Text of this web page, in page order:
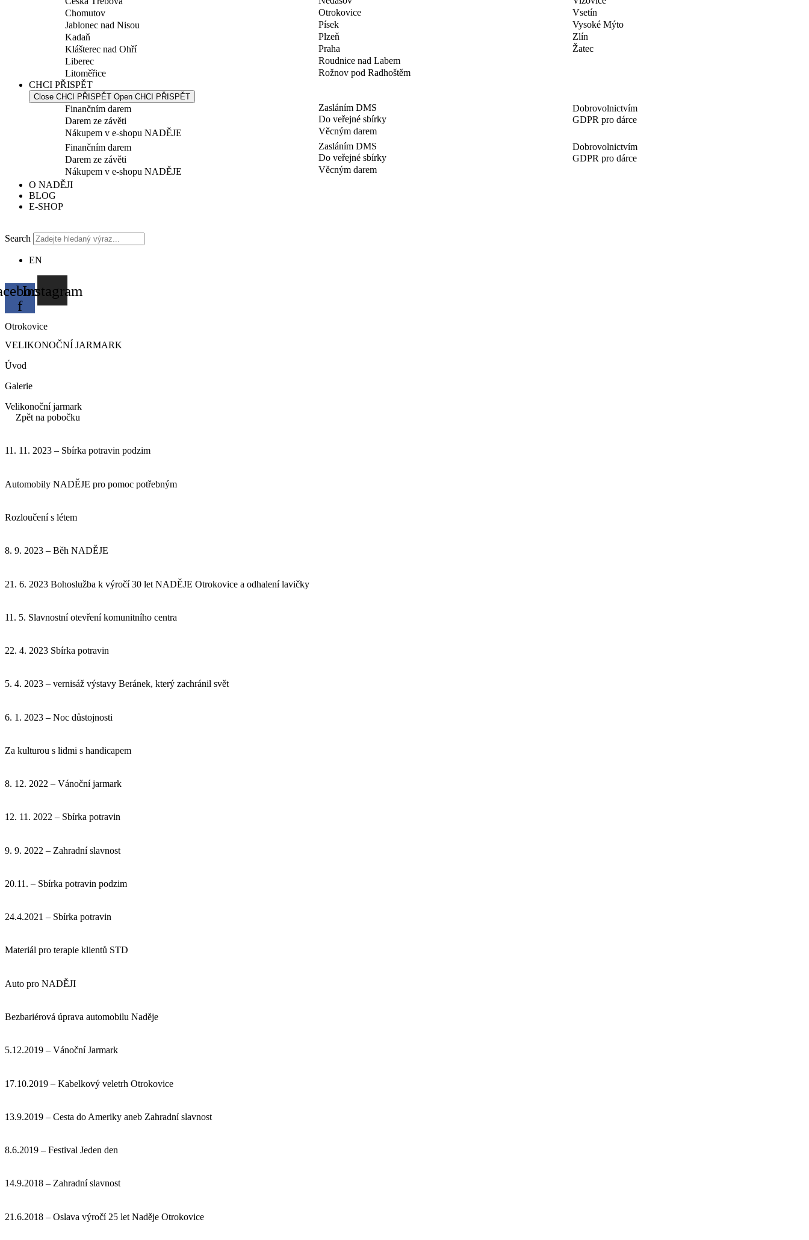
Chomutov
Jablonec nad Nisou
Kadaň
Klášterec nad Ohří
Liberec
Litoměřice
Otrokovice
Písek
Plzeň
Praha
Roudnice nad Labem
Rožnov pod Radhoštěm
Vsetín
Vysoké Mýto
Zlín
Žatec
CHCI PŘISPĚT
Close CHCI PŘISPĚT Open CHCI PŘISPĚT
Finančním darem
Darem ze závěti
Nákupem v e-shopu NADĚJE
Zasláním DMS
Do veřejné sbírky
Věcným darem
Dobrovolnictvím
GDPR pro dárce
Finančním darem
Darem ze závěti
Nákupem v e-shopu NADĚJE
Zasláním DMS
Do veřejné sbírky
Věcným darem
Dobrovolnictvím
GDPR pro dárce
O NADĚJI
BLOG
E-SHOP
Search
EN
f
Instagram
Otrokovice
VELIKONOČNÍ JARMARK
Úvod
Galerie
Velikonoční jarmark
Zpět na pobočku
11. 11. 2023 – Sbírka potravin podzim
Automobily NADĚJE pro pomoc potřebným
Rozloučení s létem
8. 9. 2023 – Běh NADĚJE
21. 6. 2023 Bohoslužba k výročí 30 let NADĚJE Otrokovice a odhalení lavičky
11. 5. Slavnostní otevření komunitního centra
22. 4. 2023 Sbírka potravin
5. 4. 2023 – vernisáž výstavy Beránek, který zachránil svět
6. 1. 2023 – Noc důstojnosti
Za kulturou s lidmi s handicapem
8. 12. 2022 – Vánoční jarmark
12. 11. 2022 – Sbírka potravin
9. 9. 2022 – Zahradní slavnost
20.11. – Sbírka potravin podzim
24.4.2021 – Sbírka potravin
Materiál pro terapie klientů STD
Auto pro NADĚJI
Bezbariérová úprava automobilu Naděje
5.12.2019 – Vánoční Jarmark
17.10.2019 – Kabelkový veletrh Otrokovice
13.9.2019 – Cesta do Ameriky aneb Zahradní slavnost
8.6.2019 – Festival Jeden den
14.9.2018 – Zahradní slavnost
21.6.2018 – Oslava výročí 25 let Naděje Otrokovice